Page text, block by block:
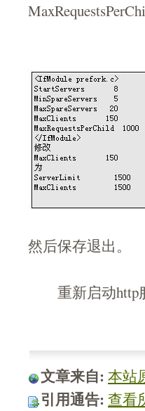
然后保存退出。
重新启动http服
文章来自: 本站
引用通告: 查看